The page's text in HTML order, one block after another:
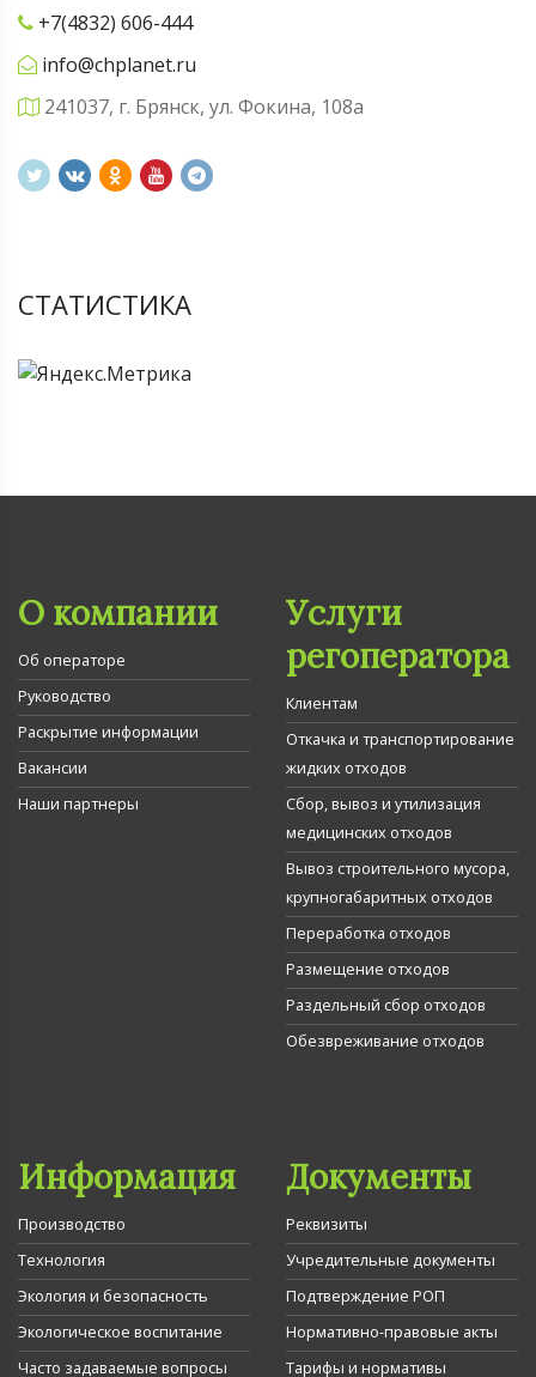
+7(4832) 606-444
info@chplanet.ru
241037, г. Брянск, ул. Фокина, 108а
СТАТИСТИКА
О компании
Об операторе
Руководство
Раскрытие информации
Вакансии
Наши партнеры
Услуги
регоператора
Клиентам
Откачка и транспортирование
жидких отходов
Сбор, вывоз и утилизация
медицинских отходов
Вывоз строительного мусора,
крупногабаритных отходов
Переработка отходов
Размещение отходов
Раздельный сбор отходов
Обезвреживание отходов
Информация
Производство
Технология
Экология и безопасность
Экологическое воспитание
Часто задаваемые вопросы
Документы
Реквизиты
Учредительные документы
Подтверждение РОП
Нормативно-правовые акты
Тарифы и нормативы